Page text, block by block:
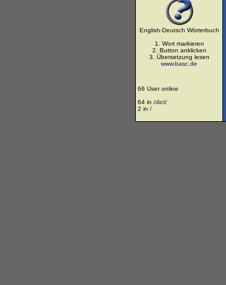
English-Deutsch Wörterbuch
1. Wort markieren
2. Button anklicken
3. Übersetzung lesen
www.basc.de
66 User online
64 in /dict/
2 in /